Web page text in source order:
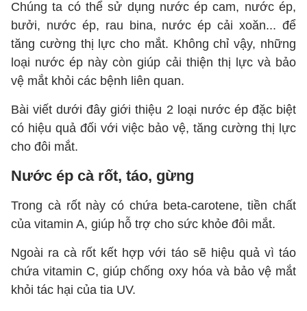
Chúng ta có thể sử dụng nước ép cam, nước ép,
bưởi, nước ép, rau bina, nước ép cải xoăn... để
tăng cường thị lực cho mắt. Không chỉ vậy, những
loại nước ép này còn giúp cải thiện thị lực và bảo
vệ mắt khỏi các bệnh liên quan.
Bài viết dưới đây giới thiệu 2 loại nước ép đặc biệt
có hiệu quả đối với việc bảo vệ, tăng cường thị lực
cho đôi mắt.
Nước ép cà rốt, táo, gừng
Trong cà rốt này có chứa beta-carotene, tiền chất
của vitamin A, giúp hỗ trợ cho sức khỏe đôi mắt.
Ngoài ra cà rốt kết hợp với táo sẽ hiệu quả vì táo
chứa vitamin C, giúp chống oxy hóa và bảo vệ mắt
khỏi tác hại của tia UV.